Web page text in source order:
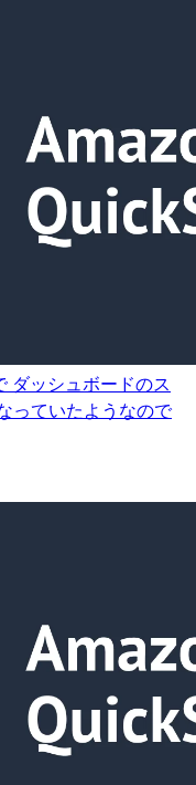
ダッシュボードのス
っていたようなので